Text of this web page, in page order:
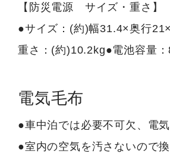
【防災電源 サイズ・重さ】
●サイズ：(約)幅31.4×奥行
重さ：(約)10.2kg●電池容量
電気毛布
●車中泊では必要不可欠、電気
●室内の空気を汚さないので換